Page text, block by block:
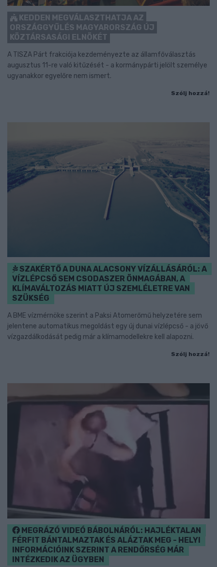
KEDDEN MEGVÁLASZTHATJA AZ
ORSZÁGGYŰLÉS MAGYARORSZÁG ÚJ
KÖZTÁRSASÁGI ELNÖKÉT
A TISZA Párt frakciója kezdeményezte az államfőválasztás
augusztus 11-re való kitűzését - a kormánypárti jelölt személye
ugyanakkor egyelőre nem ismert.
Szólj hozzá!
SZAKÉRTŐ A DUNA ALACSONY VÍZÁLLÁSÁRÓL: A
VÍZLÉPCSŐ SEM CSODASZER ÖNMAGÁBAN, A
KLÍMAVÁLTOZÁS MIATT ÚJ SZEMLÉLETRE VAN
SZÜKSÉG
A BME vízmérnöke szerint a Paksi Atomerőmű helyzetére sem
jelentene automatikus megoldást egy új dunai vízlépcső - a jövő
vízgazdálkodását pedig már a klímamodellekre kell alapozni.
Szólj hozzá!
MEGRÁZÓ VIDEÓ BÁBOLNÁRÓL: HAJLÉKTALAN
FÉRFIT BÁNTALMAZTAK ÉS ALÁZTAK MEG - HELYI
INFORMÁCIÓINK SZERINT A RENDŐRSÉG MÁR
INTÉZKEDIK AZ ÜGYBEN